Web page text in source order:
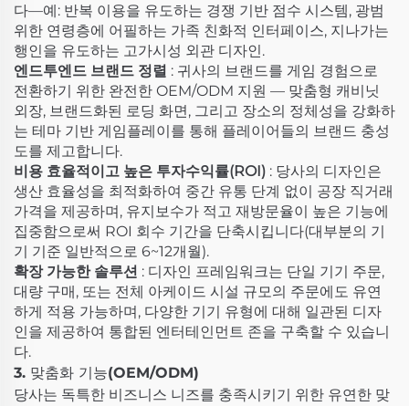
다—예: 반복 이용을 유도하는 경쟁 기반 점수 시스템, 광범
위한 연령층에 어필하는 가족 친화적 인터페이스, 지나가는
행인을 유도하는 고가시성 외관 디자인.
엔드투엔드 브랜드 정렬 : 귀사의 브랜드를 게임 경험으로
전환하기 위한 완전한 OEM/ODM 지원 — 맞춤형 캐비닛
외장, 브랜드화된 로딩 화면, 그리고 장소의 정체성을 강화하
는 테마 기반 게임플레이를 통해 플레이어들의 브랜드 충성
도를 제고합니다.
비용 효율적이고 높은 투자수익률(ROI) : 당사의 디자인은
생산 효율성을 최적화하여 중간 유통 단계 없이 공장 직거래
가격을 제공하며, 유지보수가 적고 재방문율이 높은 기능에
집중함으로써 ROI 회수 기간을 단축시킵니다(대부분의 기
기 기준 일반적으로 6~12개월).
확장 가능한 솔루션 : 디자인 프레임워크는 단일 기기 주문,
대량 구매, 또는 전체 아케이드 시설 규모의 주문에도 유연
하게 적용 가능하며, 다양한 기기 유형에 대해 일관된 디자
인을 제공하여 통합된 엔터테인먼트 존을 구축할 수 있습니
다.
3. 맞춤화 기능(OEM/ODM)
당사는 독특한 비즈니스 니즈를 충족시키기 위한 유연한 맞